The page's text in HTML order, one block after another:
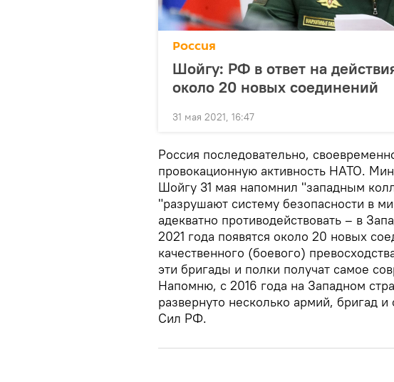
Россия
Шойгу: РФ в ответ на
около 20 новых соединений
31 мая 2021, 16:47
Россия последовательно,
провокационную активность НАТО.
Шойгу 31 мая напомнил "западным
"разрушают систему безопасности в
адекватно противодействовать – в
2021 года появятся около 20 новых
качественного (боевого)
эти бригады и полки получат самое
Напомню, с 2016 года на Западном
развернуто несколько армий, бригад
Сил РФ.